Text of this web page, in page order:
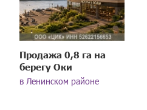
Продажа 0,8 га на
берегу Оки
в Ленинском районе